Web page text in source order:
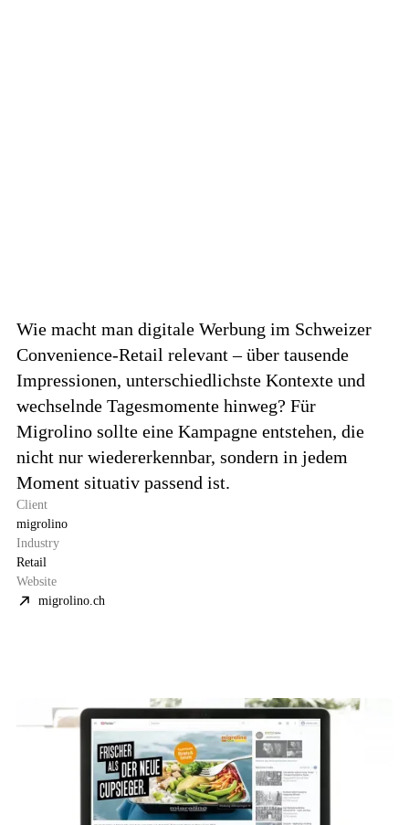
Client
migrolino
Industry
Retail
Website
migrolino.ch
Wie macht man digitale Werbung im Schweizer
Convenience-Retail relevant – über tausende
Impressionen, unterschiedlichste Kontexte und
wechselnde Tagesmomente hinweg? Für
Migrolino sollte eine Kampagne entstehen, die
nicht nur wiedererkennbar, sondern in jedem
Moment situativ passend ist.